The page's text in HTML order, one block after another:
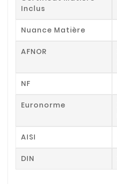
Inclus
Nuance Matière
AFNOR
NF
Euronorme
AISI
DIN